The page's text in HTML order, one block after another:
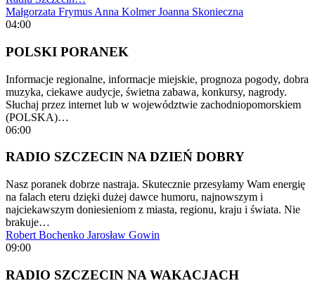
Małgorzata Frymus Anna Kolmer Joanna Skonieczna
04:00
POLSKI PORANEK
Informacje regionalne, informacje miejskie, prognoza pogody, dobra
muzyka, ciekawe audycje, świetna zabawa, konkursy, nagrody.
Słuchaj przez internet lub w województwie zachodniopomorskiem
(POLSKA)…
06:00
RADIO SZCZECIN NA DZIEŃ DOBRY
Nasz poranek dobrze nastraja. Skutecznie przesyłamy Wam energię
na falach eteru dzięki dużej dawce humoru, najnowszym i
najciekawszym doniesieniom z miasta, regionu, kraju i świata. Nie
brakuje…
Robert Bochenko Jarosław Gowin
09:00
RADIO SZCZECIN NA WAKACJACH